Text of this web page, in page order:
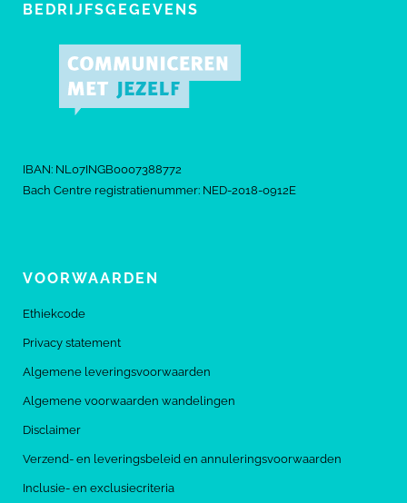
BEDRIJFSGEGEVENS
IBAN: NL07INGB0007388772
Bach Centre registratienummer: NED-2018-0912E
VOORWAARDEN
Ethiekcode
Privacy statement
Algemene leveringsvoorwaarden
Algemene voorwaarden wandelingen
Disclaimer
Verzend- en leveringsbeleid en annuleringsvoorwaarden
Inclusie- en exclusiecriteria